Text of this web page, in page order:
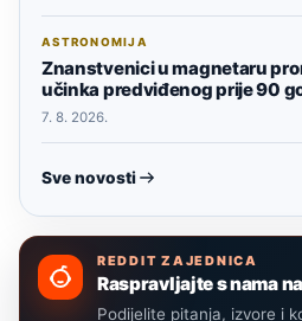
ASTRONOMIJA
Znanstvenici u magnetaru
učinka predviđenog prije 90
7. 8. 2026.
Sve novosti
REDDIT ZAJEDNICA
Raspravljajte s nama
Podijelite pitanja, izvore i